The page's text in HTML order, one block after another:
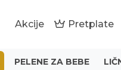
Akcije Pretplate
PELENE ZA BEBE